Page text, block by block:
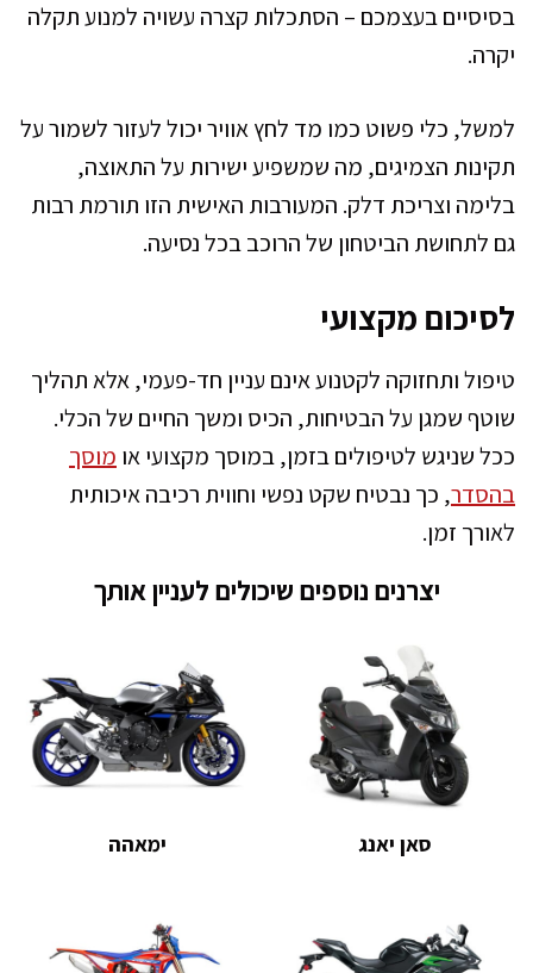
בסיסיים בעצמכם – הסתכלות קצרה עשויה למנוע תקלה
יקרה.
למשל, כלי פשוט כמו מד לחץ אוויר יכול לעזור לשמור על
תקינות הצמיגים, מה שמשפיע ישירות על התאוצה,
בלימה וצריכת דלק. המעורבות האישית הזו תורמת רבות
גם לתחושת הביטחון של הרוכב בכל נסיעה.
לסיכום מקצועי
טיפול ותחזוקה לקטנוע אינם עניין חד-פעמי, אלא תהליך
שוטף שמגן על הבטיחות, הכיס ומשך החיים של הכלי.
ככל שניגש לטיפולים בזמן, במוסך מקצועי או מוסך
בהסדר, כך נבטיח שקט נפשי וחווית רכיבה איכותית
לאורך זמן.
יצרנים נוספים שיכולים לעניין אותך
סאן יאנג ימאהה